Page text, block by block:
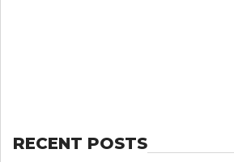
RECENT POSTS